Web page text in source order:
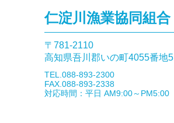
9月27日「仁淀川の森と水を
考えるシンポジウム」開催の
お知らせ
仁淀川漁業協同組合
〒781-2110​
高知県吾川郡いの町4055番地5
​TEL.088-893-2300
FAX.088-893-2338
​対応時間：平日 AM9:00～PM5:00